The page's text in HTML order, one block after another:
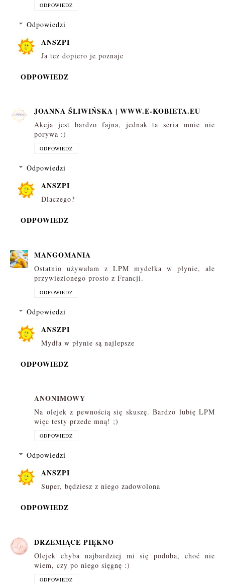
ODPOWIEDZ
Odpowiedzi
ANSZPI
Ja też dopiero je poznaje
ODPOWIEDZ
JOANNA ŚLIWIŃSKA | WWW.E-KOBIETA.EU
Akcja jest bardzo fajna, jednak ta seria mnie nie
porywa :)
ODPOWIEDZ
Odpowiedzi
ANSZPI
Dlaczego?
ODPOWIEDZ
MANGOMANIA
Ostatnio używałam z LPM mydełka w płynie, ale
przywiezionego prosto z Francji.
ODPOWIEDZ
Odpowiedzi
ANSZPI
Mydła w płynie są najlepsze
ODPOWIEDZ
ANONIMOWY
Na olejek z pewnością się skuszę. Bardzo lubię LPM
więc testy przede mną! ;)
ODPOWIEDZ
Odpowiedzi
ANSZPI
Super, będziesz z niego zadowolona
ODPOWIEDZ
DRZEMIĄCE PIĘKNO
Olejek chyba najbardziej mi się podoba, choć nie
wiem, czy po niego sięgnę :)
ODPOWIEDZ